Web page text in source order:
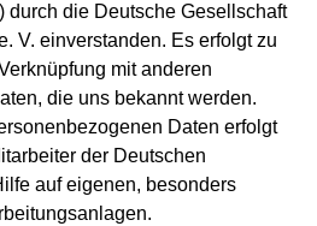
durch die Deutsche Gesellschaft
V. einverstanden. Es erfolgt zu
mit anderen
die uns bekannt werden.
Daten erfolgt
der Deutschen
auf eigenen, besonders